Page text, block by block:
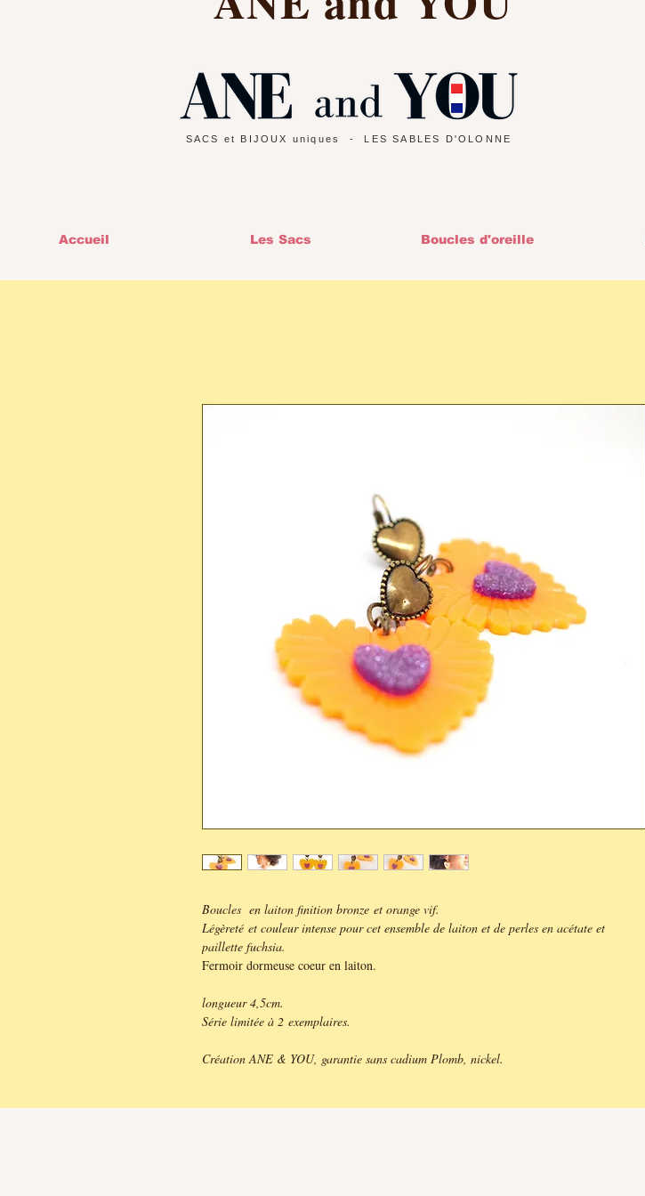
SACS et BIJOUX uniques
- LES SABLES D'OLONNE
Accueil Les Sacs Boucles d'oreille
Boucles en laiton finition bronze et orange vif.
Légèreté et couleur intense pour cet ensemble de laiton et de perles en acétate et
paillette fuchsia.
Fermoir dormeuse coeur en laiton.
longueur 4,5cm.
Série limitée à 2 exemplaires.
Création ANE & YOU, garantie sans cadium Plomb, nickel.